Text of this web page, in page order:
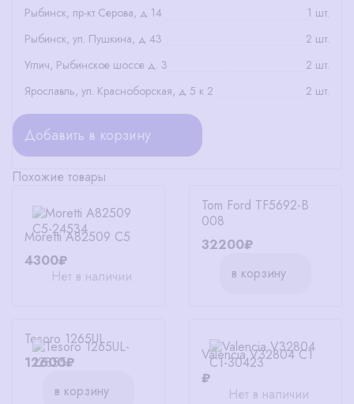
Рыбинск, пр-кт Серова, д 14
1 шт.
Рыбинск, ул. Пушкина, д 43
2 шт.
Углич, Рыбинское шоссе д. 3
2 шт.
Ярославль, ул. Красноборская, д 5 к 2
2 шт.
Добавить в корзину
Похожие товары
Moretti A82509 C5
4300₽
Нет в наличии
Tom Ford TF5692-B
008
32200₽
в корзину
Tesoro 1265UL
12600₽
в корзину
Valencia V32804 C1
₽
Нет в наличии